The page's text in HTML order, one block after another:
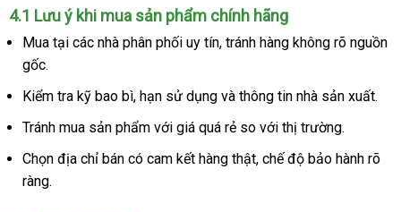
loại
chính
hãng
dành
cho
top
hàng
xách
4.1 Lưu ý khi mua sản phẩm chính hãng
Mua tại đắt
các nhà phân phối uy tínNhật
, tránh hàng không rõ nguồn
gốc.
Kiểm tra kỹ bao bìxách
tay
, hạn sử dụng hướng
dẫn
và thông tin nhà sản xuất.
Tránh mua sản phẩm đấu
với giá nhập
khẩu
quá rẻ so ở
đâu
với thị trường.
Chọn địa chỉ bán có cam kết hàng thậtnổi
, chế độ bảo hành rõ
ràng.